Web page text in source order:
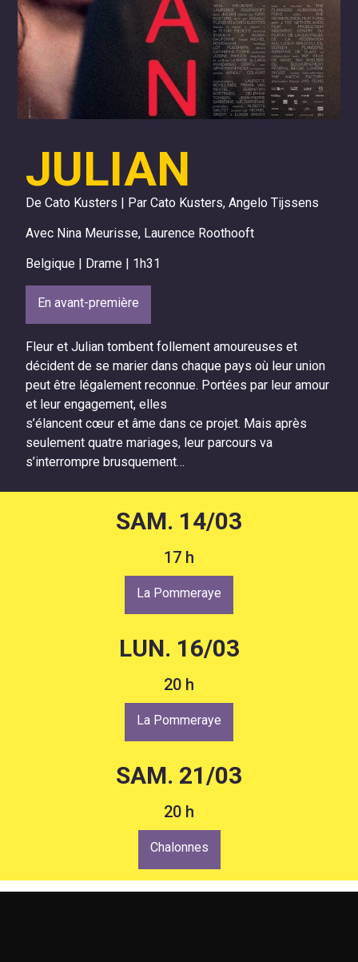
JULIAN
De Cato Kusters | Par Cato Kusters, Angelo Tijssens
Avec Nina Meurisse, Laurence Roothooft
Belgique | Drame | 1h31
En avant-première
Fleur et Julian tombent follement amoureuses et
décident de se marier dans chaque pays où leur union
peut être légalement reconnue. Portées par leur amour
et leur engagement, elles
s’élancent cœur et âme dans ce projet. Mais après
seulement quatre mariages, leur parcours va
s’interrompre brusquement…
SAM. 14/03
17 h
La Pommeraye
LUN. 16/03
20 h
La Pommeraye
SAM. 21/03
20 h
Chalonnes